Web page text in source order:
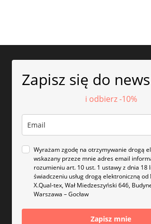
Zapisz się do
i odbierz -10%
Wyrażam zgodę na otrzymywanie drogą
wskazany przeze mnie adres email
rozumieniu art. 10 ust. 1 ustawy z dnia 18
świadczeniu usług drogą elektroniczną od
X.Qual-tex, Wał Miedzeszyński 646,
Warszawa – Gocław
Zapisz mnie